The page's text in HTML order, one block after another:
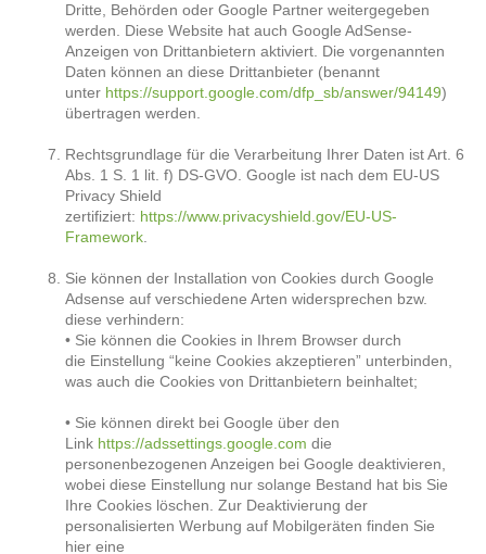
Dritte, Behörden oder Google Partner weitergegeben
werden. Diese Website hat auch Google AdSense-
Anzeigen von Drittanbietern aktiviert. Die vorgenannten
Daten können an diese Drittanbieter (benannt
unter https://support.google.com/dfp_sb/answer/94149)
übertragen werden.
Rechtsgrundlage für die Verarbeitung Ihrer Daten ist Art. 6
Abs. 1 S. 1 lit. f) DS-GVO. Google ist nach dem EU-US
Privacy Shield
zertifiziert: https://www.privacyshield.gov/EU-US-
Framework.
Sie können der Installation von Cookies durch Google
Adsense auf verschiedene Arten widersprechen bzw.
diese verhindern:
• Sie können die Cookies in Ihrem Browser durch
die Einstellung “keine Cookies akzeptieren” unterbinden,
was auch die Cookies von Drittanbietern beinhaltet;
• Sie können direkt bei Google über den
Link https://adssettings.google.com die
personenbezogenen Anzeigen bei Google deaktivieren,
wobei diese Einstellung nur solange Bestand hat bis Sie
Ihre Cookies löschen. Zur Deaktivierung der
personalisierten Werbung auf Mobilgeräten finden Sie
hier eine